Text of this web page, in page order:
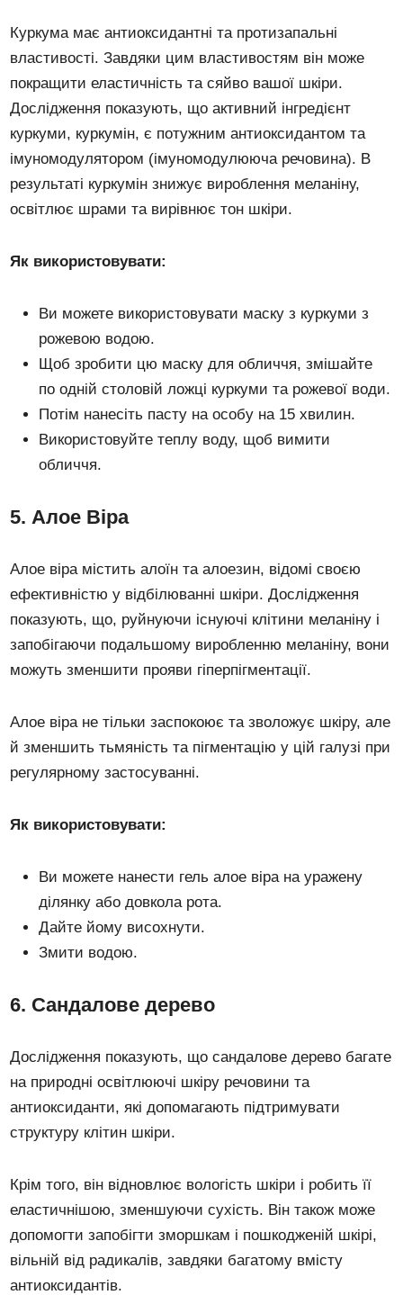
Куркума має антиоксидантні та протизапальні
властивості. Завдяки цим властивостям він може
покращити еластичність та сяйво вашої шкіри.
Дослідження показують, що активний інгредієнт
куркуми, куркумін, є потужним антиоксидантом та
імуномодулятором (імуномодулююча речовина). В
результаті куркумін знижує вироблення меланіну,
освітлює шрами та вирівнює тон шкіри.
Як використовувати:
Ви можете використовувати маску з куркуми з
рожевою водою.
Щоб зробити цю маску для обличчя, змішайте
по одній столовій ложці куркуми та рожевої води.
Потім нанесіть пасту на особу на 15 хвилин.
Використовуйте теплу воду, щоб вимити
обличчя.
5. Алое Віра
Алое віра містить алоїн та алоезин, відомі своєю
ефективністю у відбілюванні шкіри. Дослідження
показують, що, руйнуючи існуючі клітини меланіну і
запобігаючи подальшому виробленню меланіну, вони
можуть зменшити прояви гіперпігментації.
Алое віра не тільки заспокоює та зволожує шкіру, але
й зменшить тьмяність та пігментацію у цій галузі при
регулярному застосуванні.
Як використовувати:
Ви можете нанести гель алое віра на уражену
ділянку або довкола рота.
Дайте йому висохнути.
Змити водою.
6. Сандалове дерево
Дослідження показують, що сандалове дерево багате
на природні освітлюючі шкіру речовини та
антиоксиданти, які допомагають підтримувати
структуру клітин шкіри.
Крім того, він відновлює вологість шкіри і робить її
еластичнішою, зменшуючи сухість. Він також може
допомогти запобігти зморшкам і пошкодженій шкірі,
вільній від радикалів, завдяки багатому вмісту
антиоксидантів.